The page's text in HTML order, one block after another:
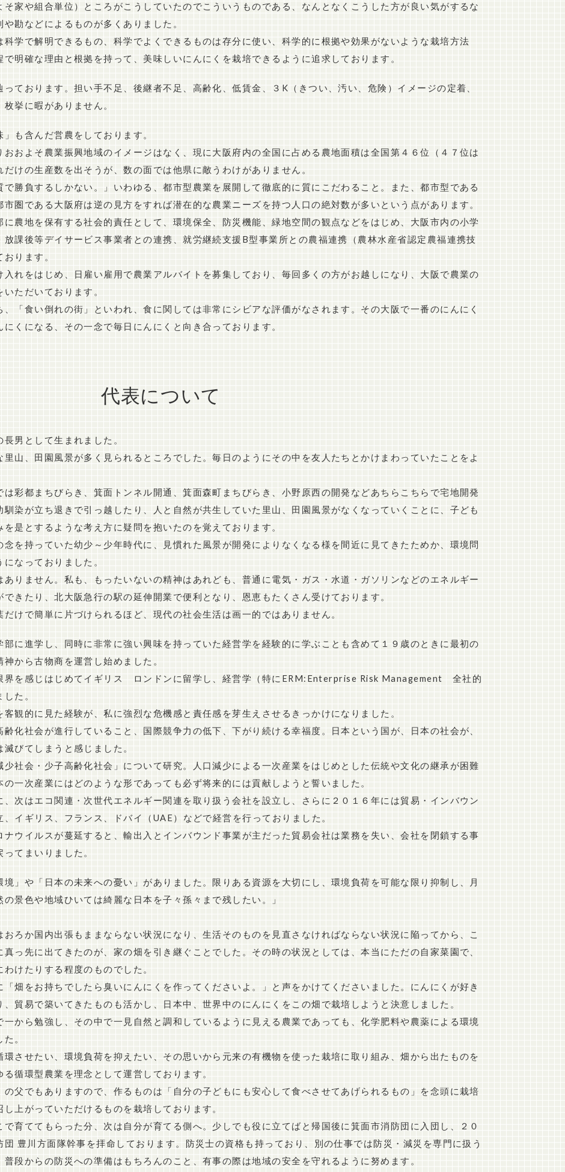
家や組合単位）ところがこうしていたのでこういうものである、なんとなくこうした方が良い気がするな
勘などによるものが多くありました。
学で解明できるもの、科学でよくできるものは存分に使い、科学的に根拠や効果がないような栽培方法
明確な理由と根拠を持って、美味しいにんにくを栽培できるように追求しております。
ております。担い手不足、後継者不足、高齢化、低賃金、３K（きつい、汚い、危険）イメージの定着、
挙に暇がありません。
も含んだ営農をしております。
およそ農業振興地域のイメージはなく、現に大阪府内の全国に占める農地面積は全国第４６位（４７位は
けの生産数を出そうが、数の面では他県に敵うわけがありません。
で勝負するしかない。」いわゆる、都市型農業を展開して徹底的に質にこだわること。また、都市型である
圏である大阪府は逆の見方をすれば潜在的な農業ニーズを持つ人口の絶対数が多いという点があります。
農地を保有する社会的責任として、環境保全、防災機能、緑地空間の観点などをはじめ、大阪市内の小学
課後等デイサービス事業者との連携、就労継続支援B型事業所との農福連携（農林水産省認定農福連携技
ります。
れをはじめ、日雇い雇用で農業アルバイトを募集しており、毎回多くの方がお越しになり、大阪で農業の
ただいております。
「食い倒れの街」といわれ、食に関しては非常にシビアな評価がなされます。その大阪で一番のにんにく
くになる、その一念で毎日にんにくと向き合っております。
代表について
男として生まれました。
山、田園風景が多く見られるところでした。毎日のようにその中を友人たちとかけまわっていたことをよ
彩都まちびらき、箕面トンネル開通、箕面森町まちびらき、小野原西の開発などあちらこちらで宅地開発
染が立ち退きで引っ越したり、人と自然が共生していた里山、田園風景がなくなっていくことに、子ども
是とするような考え方に疑問を抱いたのを覚えております。
を持っていた幼少～少年時代に、見慣れた風景が開発によりなくなる様を間近に見てきたためか、環境問
なっておりました。
りません。私も、もったいないの精神はあれども、普通に電気・ガス・水道・ガソリンなどのエネルギー
きたり、北大阪急行の駅の延伸開業で便利となり、恩恵もたくさん受けております。
けで簡単に片づけられるほど、現代の社会生活は画一的ではありません。
に進学し、同時に非常に強い興味を持っていた経営学を経験的に学ぶことも含めて１９歳のときに最初の
から古物商を運営し始めました。
界を感じはじめてイギリス ロンドンに留学し、経営学（特にERM:Enterprise Risk Management 全社的
た。
観的に見た経験が、私に強烈な危機感と責任感を芽生えさせるきっかけになりました。
化社会が進行していること、国際競争力の低下、下がり続ける幸福度。日本という国が、日本の社会が、
びてしまうと感じました。
少社会・少子高齢化社会」について研究。人口減少による一次産業をはじめとした伝統や文化の継承が困難
一次産業にはどのような形であっても必ず将来的には貢献しようと誓いました。
次はエコ関連・次世代エネルギー関連を取り扱う会社を設立し、さらに２０１６年には貿易・インバウン
イギリス、フランス、ドバイ（UAE）などで経営を行っておりました。
ナウイルスが蔓延すると、輸出入とインバウンド事業が主だった貿易会社は業務を失い、会社を閉鎖する事
てまいりました。
」や「日本の未来への憂い」がありました。限りある資源を大切にし、環境負荷を可能な限り抑制し、月
景色や地域ひいては綺麗な日本を子々孫々まで残したい。」
ろか国内出張もままならない状況になり、生活そのものを見直さなければならない状況に陥ってから、こ
っ先に出てきたのが、家の畑を引き継ぐことでした。その時の状況としては、本当にただの自家菜園で、
けたりする程度のものでした。
畑をお持ちでしたら臭いにんにくを作ってくださいよ。」と声をかけてくださいました。にんにくが好き
貿易で築いてきたものも活かし、日本中、世界中のにんにくをこの畑で栽培しようと決意しました。
から勉強し、その中で一見自然と調和しているように見える農業であっても、化学肥料や農薬による環境
。
させたい、環境負荷を抑えたい、その思いから元来の有機物を使った栽培に取り組み、畑から出たものを
循環型農業を理念として運営しております。
の父でもありますので、作るものは「自分の子どもにも安心して食べさせてあげられるもの」を念頭に栽培
上がっていただけるものを栽培しております。
育ててもらった分、次は自分が育てる側へ。少しでも役に立てばと帰国後に箕面市消防団に入団し、２０
団 豊川方面隊幹事を拝命しております。防災士の資格も持っており、別の仕事では防災・減災を専門に扱う
段からの防災への準備はもちろんのこと、有事の際は地域の安全を守れるように努めます。